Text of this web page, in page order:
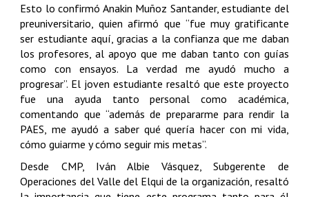
Esto lo confirmó Anakin Muñoz Santander, estudiante del
preuniversitario, quien afirmó que “fue muy gratificante
ser estudiante aquí, gracias a la confianza que me daban
los profesores, al apoyo que me daban tanto con guías
como con ensayos. La verdad me ayudó mucho a
progresar”. El joven estudiante resaltó que este proyecto
fue una ayuda tanto personal como académica,
comentando que “además de prepararme para rendir la
PAES, me ayudó a saber qué quería hacer con mi vida,
cómo guiarme y cómo seguir mis metas”.
Desde CMP, Iván Albie Vásquez, Subgerente de
Operaciones del Valle del Elqui de la organización, resaltó